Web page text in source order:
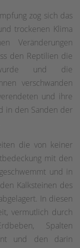
zog sich das
trockenen Klima
Veränderungen
den Reptilien die
wurde und die
verschwanden
und ihre
in den Sanden der
die von keiner
mit den
und in
Kalksteinen des
In diesen
vermutlich durch
Spalten
und den darin